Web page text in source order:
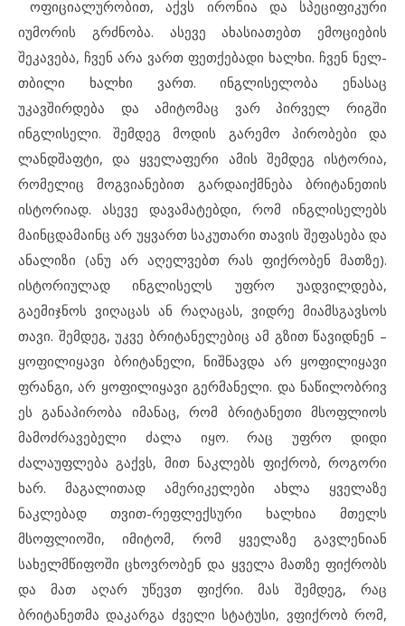
ოფიციალურობით, აქვს ირონია და სპეციფიკური
იუმორის გრძნობა. ასევე ახასიათებთ ემოციების
შეკავება, ჩვენ არა ვართ ფეთქებადი ხალხი. ჩვენ ნელ-
თბილი ხალხი ვართ. ინგლისელობა ენასაც
უკავშირდება და ამიტომაც ვარ პირველ რიგში
ინგლისელი. შემდეგ მოდის გარემო პირობები და
ლანდშაფტი, და ყველაფერი ამის შემდეგ ისტორია,
რომელიც მოგვიანებით გარდაიქმნება ბრიტანეთის
ისტორიად. ასევე დავამატებდი, რომ ინგლისელებს
მაინცდამაინც არ უყვართ საკუთარი თავის შეფასება და
ანალიზი (ანუ არ აღელვებთ რას ფიქრობენ მათზე).
ისტორიულად ინგლისელს უფრო უადვილდება,
გაემიჯნოს ვიღაცას ან რაღაცას, ვიდრე მიამსგავსოს
თავი. შემდეგ, უკვე ბრიტანელებიც ამ გზით წავიდნენ –
ყოფილიყავი ბრიტანელი, ნიშნავდა არ ყოფილიყავი
ფრანგი, არ ყოფილიყავი გერმანელი. და ნაწილობრივ
ეს განაპირობა იმანაც, რომ ბრიტანეთი მსოფლიოს
მამოძრავებელი ძალა იყო. რაც უფრო დიდი
ძალაუფლება გაქვს, მით ნაკლებს ფიქრობ, როგორი
ხარ. მაგალითად ამერიკელები ახლა ყველაზე
ნაკლებად თვით-რეფლექსური ხალხია მთელს
მსოფლიოში, იმიტომ, რომ ყველაზე გავლენიან
სახელმწიფოში ცხოვრობენ და ყველა მათზე ფიქრობს
და მათ აღარ უწევთ ფიქრი. მას შემდეგ, რაც
ბრიტანეთმა დაკარგა ძველი სტატუსი, ვფიქრობ რომ,